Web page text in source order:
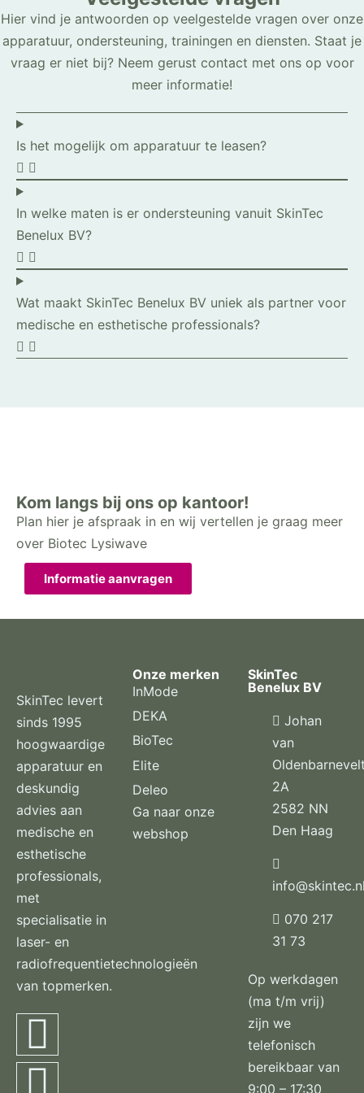
Hier vind je antwoorden op veelgestelde vragen over onze
apparatuur, ondersteuning, trainingen en diensten. Staat je
vraag er niet bij? Neem gerust contact met ons op voor
meer informatie!
Is het mogelijk om apparatuur te leasen?
In welke maten is er ondersteuning vanuit SkinTec
Benelux BV?
Wat maakt SkinTec Benelux BV uniek als partner voor
medische en esthetische professionals?
Kom langs bij ons op kantoor!
Plan hier je afspraak in en wij vertellen je graag meer
over Biotec Lysiwave
Informatie aanvragen
SkinTec levert
sinds 1995
hoogwaardige
apparatuur en
deskundig
advies aan
medische en
esthetische
professionals,
met
specialisatie in
laser- en
radiofrequentietechnologieën
van topmerken.
Onze merken
InMode
DEKA
BioTec
Elite
Deleo
Ga naar onze
webshop
SkinTec
Benelux BV
Johan
van
2A
2582 NN
Den Haag
070 217
31 73
Op werkdagen
(ma t/m vrij)
zijn we
telefonisch
bereikbaar van
9:00 – 17:30